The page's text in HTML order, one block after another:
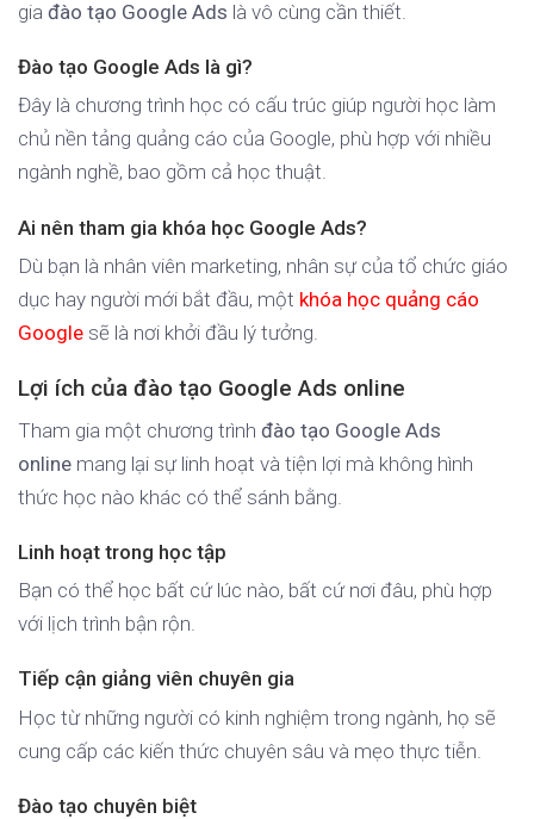
gia đào tạo Google Ads là vô cùng cần thiết.
Đào tạo Google Ads là gì?
Đây là chương trình học có cấu trúc giúp người học làm
chủ nền tảng quảng cáo của Google, phù hợp với nhiều
ngành nghề, bao gồm cả học thuật.
Ai nên tham gia khóa học Google Ads?
Dù bạn là nhân viên marketing, nhân sự của tổ chức giáo
dục hay người mới bắt đầu, một khóa học quảng cáo
Google sẽ là nơi khởi đầu lý tưởng.
Lợi ích của đào tạo Google Ads online
Tham gia một chương trình đào tạo Google Ads
online mang lại sự linh hoạt và tiện lợi mà không hình
thức học nào khác có thể sánh bằng.
Linh hoạt trong học tập
Bạn có thể học bất cứ lúc nào, bất cứ nơi đâu, phù hợp
với lịch trình bận rộn.
Tiếp cận giảng viên chuyên gia
Học từ những người có kinh nghiệm trong ngành, họ sẽ
cung cấp các kiến thức chuyên sâu và mẹo thực tiễn.
Đào tạo chuyên biệt